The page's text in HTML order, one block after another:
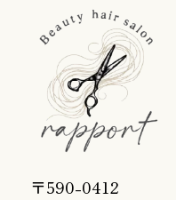
〒590-0412